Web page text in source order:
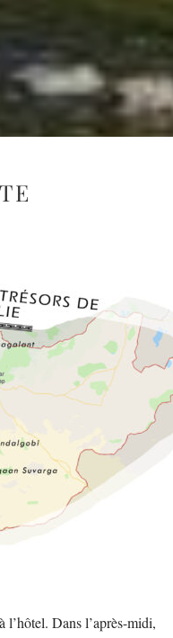
l’hôtel. Dans l’après-midi,